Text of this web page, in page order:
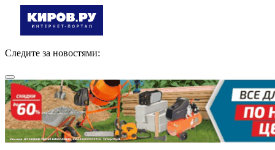
Следите за новостями: